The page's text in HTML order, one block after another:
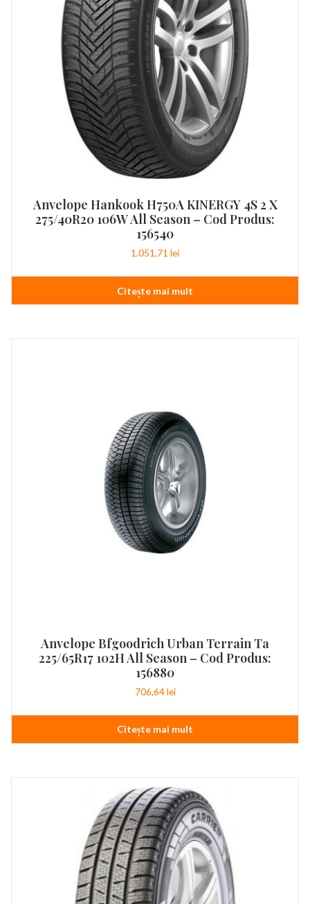
Anvelope Hankook H750A KINERGY 4S 2 X
275/40R20 106W All Season – Cod Produs:
156540
1.051,71 lei
Citește mai mult
Anvelope Bfgoodrich Urban Terrain Ta
225/65R17 102H All Season – Cod Produs:
156880
706,64lei
Citește mai mult